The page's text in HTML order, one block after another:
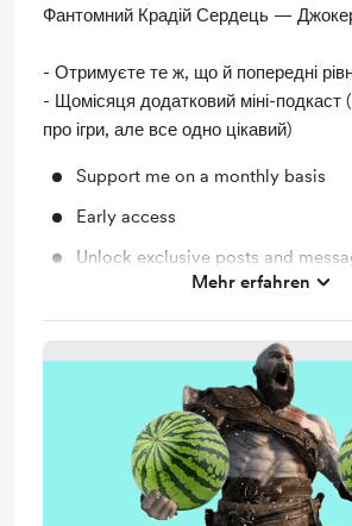
Фантомний Крадій Сердець —
- Отримуєте те ж, що й попередні
- Щомісяця додатковий міні-подкаст
про ігри, але все одно цікавий)
Support me on a monthly basis
Early access
Unlock exclusive posts and
Mehr erfahren